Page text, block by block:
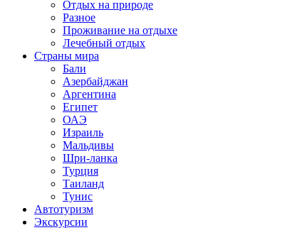
Отдых на природе
Разное
Проживание на отдыхе
Лечебный отдых
Страны мира
Бали
Азербайджан
Аргентина
Египет
ОАЭ
Израиль
Мальдивы
Шри-ланка
Турция
Таиланд
Тунис
Автотуризм
Экскурсии